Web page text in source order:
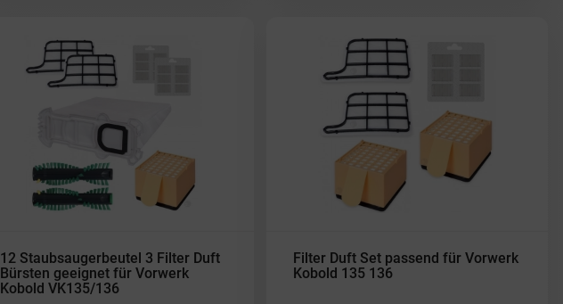
12 Staubsaugerbeutel 3 Filter Duft
Bürsten geeignet für Vorwerk
Kobold VK135/136
Filter Duft Set passend für Vorwerk
Kobold 135 136